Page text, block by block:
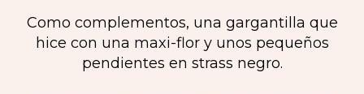
Como complementos, una gargantilla que
hice con una maxi-flor y unos pequeños
pendientes en strass negro.